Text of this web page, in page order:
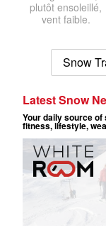
plutôt ensoleillé,
vent faible.
Snow